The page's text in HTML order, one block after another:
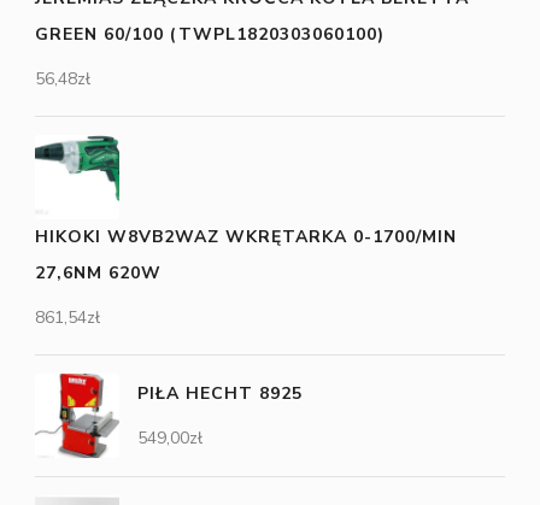
GREEN 60/100 (TWPL1820303060100)
56,48zł
HIKOKI W8VB2WAZ WKRĘTARKA 0-1700/MIN
27,6NM 620W
861,54zł
PIŁA HECHT 8925
549,00zł